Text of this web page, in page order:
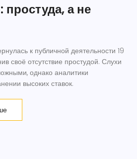
простуда, а не
к публичной деятельности 19
своё отсутствие простудой. Слухи
однако аналитики
высоких ставок.